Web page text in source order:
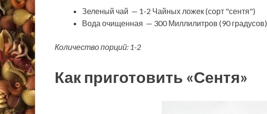
Зеленый чай — 1-2 Чайных ложек (сорт "сентя")
Вода очищенная — 300 Миллилитров (90 градусов)
Количество порций: 1-2
Как приготовить «Сентя»